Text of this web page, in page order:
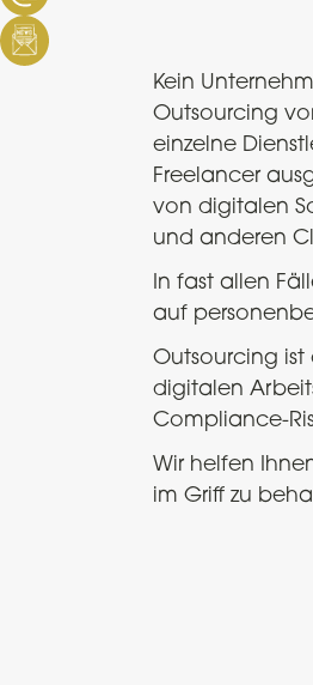
Kein
Outsourcing
einzelne
Freelancer
von digitalen
und anderen
In fast allen
auf
Outsourcing
digitalen
Compliance-
Wir helfen
im Griff zu